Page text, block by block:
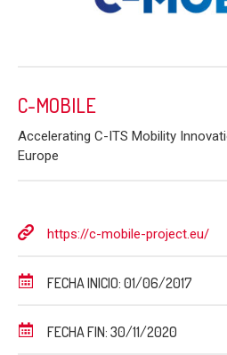
C-MOBILE
Accelerating C-ITS Mobility
Europe
https://c-mobile-project.eu/
FECHA INICIO: 01/06/2017
FECHA FIN: 30/11/2020